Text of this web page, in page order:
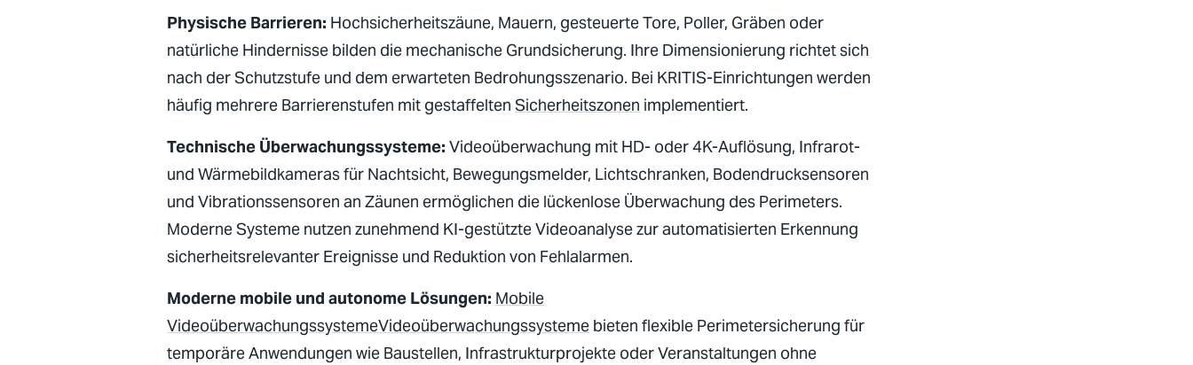
Physische Barrieren: Hochsicherheitszäune, Mauern, gesteuerte Tore, Poller, Gräben oder
natürliche Hindernisse bilden die mechanische Grundsicherung. Ihre Dimensionierung richtet sich
nach der Schutzstufe und dem erwarteten Bedrohungsszenario. Bei KRITIS-Einrichtungen werden
häufig mehrere Barrierenstufen mit gestaffeltenSicherheitszonen implementiert.
Technische Überwachungssysteme: Videoüberwachung mit HD- oder 4K-Auflösung, Infrarot-
und Wärmebildkameras für Nachtsicht, Bewegungsmelder, Lichtschranken, Bodendrucksensoren
und Vibrationssensoren an Zäunen ermöglichen die lückenlose Überwachung des Perimeters.
Moderne Systeme nutzen zunehmend KI-gestützte Videoanalyse zur automatisierten Erkennung
sicherheitsrelevanter Ereignisse und Reduktion von Fehlalarmen.
Moderne mobile und autonome Lösungen: Mobile
VideoüberwachungssystemeVideoüberwachungssysteme bieten flexible Perimetersicherung für
temporäre Anwendungen wie Baustellen, Infrastrukturprojekte oder Veranstaltungen ohne